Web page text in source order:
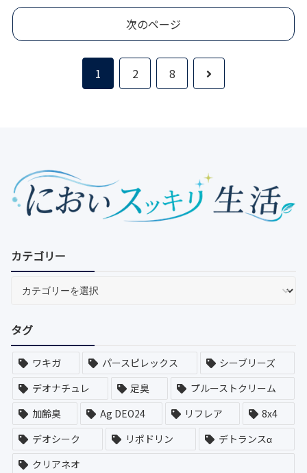
次のページ
1 2 8
次
カテゴリー
タグ
ワキガ パースピレックス
シーブリーズ
デオナチュレ
足臭
プルーストクリーム
加齢臭
Ag DEO24 リフレア
8x4
デオシーク
リポドリン
デトランスα
クリアネオ